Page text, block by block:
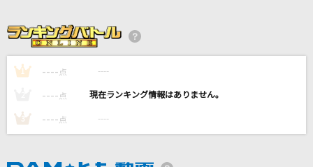
Mr.Children
[オリカラ]色は匂へど 散りぬるを
幽閉サテライト
ドラマツルギー
1 ---- 点 ----
---- 点 ----
3 ---- 点 ----